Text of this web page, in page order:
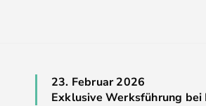
23. Februar 2026
Exklusive Werksführung bei